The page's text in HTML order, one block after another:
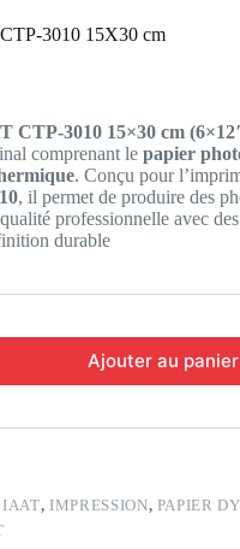
3010 15X30 cm
CTP-3010 15×30 cm
comprenant le papier
. Conçu pour
, il permet de produire des
professionnelle avec
durable
Ajouter au panier
, IMPRESSION, PAPIER